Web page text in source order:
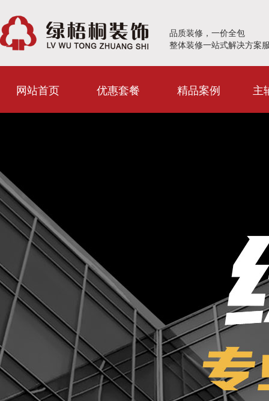
品质装修，一价全包
整体装修一站式解决方案
网站首页 优惠套餐 精品案例 主